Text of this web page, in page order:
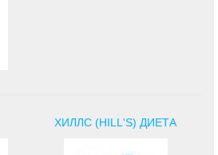
ХИЛЛС (HILL'S) ДИЕТА